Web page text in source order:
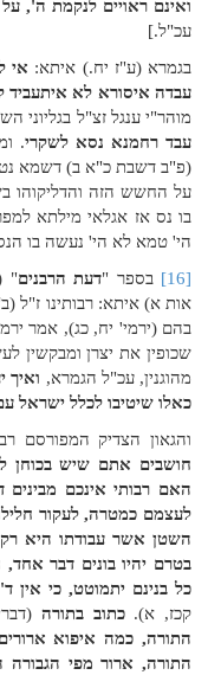
ואינם ראויים לנקמת ה',
עכ"ל.]
בגמרא (ע"ז יח.) איתא: אי
עבדה איסורא לא איתעביד
מוהר"י ענגל זצ"ל בגליוני
עבד רחמנא נסא לשקרי.
(פ"ב דשבת כ"א ב) דשמא
על החשש הזה והדליקוהו
בו נס אז אגלאי מילתא
הי' טמא לא הי' נעשה בו
[16]
בספר "דעת הרבנים"
אות א) איתא: רבותינו ז"ל
בהם (ירמי' יח, כג), אמר
שכופין את יצרן ומבקשין
מהוגנין, עכ"ל הגמרא, ואיך
כאלו שיטיבו לכלל ישראל
והגאון הצדיק המפורסם
חושבים אתם שיש בכוחן
האם רבותי אינכם
לעצמם כמטרה, לעקור
השטן אשר עבודתו היא רק
בטרם יהיו בונים דבר
כל בנינם יתמוטט, כי
קכז, א).כתוב בתורה
התורה, כמה איפוא
התורה, ארור מפי